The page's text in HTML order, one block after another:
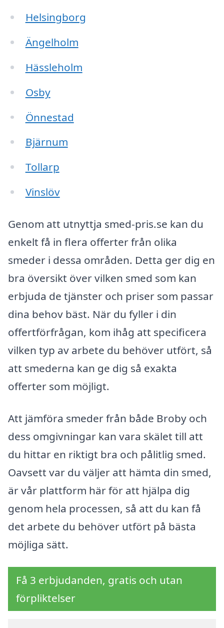
Helsingborg
Ängelholm
Hässleholm
Osby
Önnestad
Bjärnum
Tollarp
Vinslöv
Genom att utnyttja smed-pris.se kan du
enkelt få in flera offerter från olika
smeder i dessa områden. Detta ger dig en
bra översikt över vilken smed som kan
erbjuda de tjänster och priser som passar
dina behov bäst. När du fyller i din
offertförfrågan, kom ihåg att specificera
vilken typ av arbete du behöver utfört, så
att smederna kan ge dig så exakta
offerter som möjligt.
Att jämföra smeder från både Broby och
dess omgivningar kan vara skälet till att
du hittar en riktigt bra och pålitlig smed.
Oavsett var du väljer att hämta din smed,
är vår plattform här för att hjälpa dig
genom hela processen, så att du kan få
det arbete du behöver utfört på bästa
möjliga sätt.
Få 3 erbjudanden, gratis och utan
förpliktelser